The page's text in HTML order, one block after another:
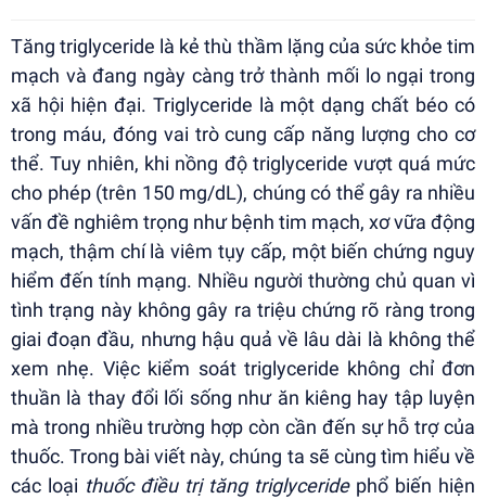
Tăng triglyceride là kẻ thù thầm lặng của sức khỏe tim
mạch và đang ngày càng trở thành mối lo ngại trong
xã hội hiện đại. Triglyceride là một dạng chất béo có
trong máu, đóng vai trò cung cấp năng lượng cho cơ
thể. Tuy nhiên, khi nồng độ triglyceride vượt quá mức
cho phép (trên 150 mg/dL), chúng có thể gây ra nhiều
vấn đề nghiêm trọng như bệnh tim mạch, xơ vữa động
mạch, thậm chí là viêm tụy cấp, một biến chứng nguy
hiểm đến tính mạng. Nhiều người thường chủ quan vì
tình trạng này không gây ra triệu chứng rõ ràng trong
giai đoạn đầu, nhưng hậu quả về lâu dài là không thể
xem nhẹ. Việc kiểm soát triglyceride không chỉ đơn
thuần là thay đổi lối sống như ăn kiêng hay tập luyện
mà trong nhiều trường hợp còn cần đến sự hỗ trợ của
thuốc. Trong bài viết này, chúng ta sẽ cùng tìm hiểu về
các loại thuốc điều trị tăng triglyceridephổ biến hiện